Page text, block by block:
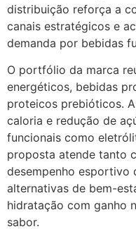
distribuição reforça a
canais estratégicos e
demanda por bebidas
O portfólio da marca
energéticos, bebidas
proteicos prebióticos.
caloria e redução de
funcionais como
proposta atende tanto
desempenho esportivo
alternativas de bem-
hidratação com ganho
sabor.